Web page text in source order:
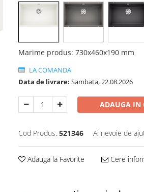
Marime produs: 730x460x190 mm
LA COMANDA
Data de livrare: Sambata, 22.08.2026
ADAUGA IN
Cod Produs: 521346 Ai nevoie de
Adauga la Favorite Cere